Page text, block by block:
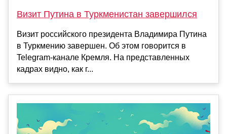
Визит Путина в Туркменистан завершился
Визит российского президента Владимира Путина
в Туркмению завершен. Об этом говорится в
Telegram-канале Кремля. На представленных
кадрах видно, как г...